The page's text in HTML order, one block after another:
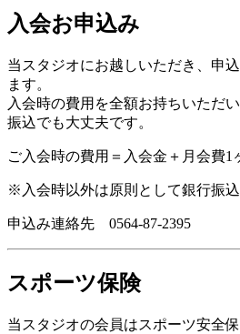
入会お申込み
当スタジオにお越しいただき、申
ます。
入会時の費用を全額お持ちいただ
振込でも大丈夫です。
ご入会時の費用＝入会金＋月会費1
※入会時以外は原則として銀行振込
申込み連絡先 0564-87-2395
スポーツ保険
当スタジオの会員はスポーツ安全